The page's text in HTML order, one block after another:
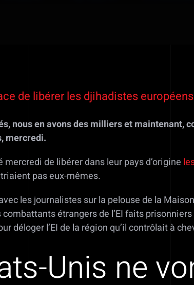
de libérer les djihadistes
nous en avons des milliers et maintenant,
mercredi.
mercredi de libérer dans leur pays d’origine
pas eux-mêmes.
les journalistes sur la pelouse de la
étrangers de l’EI faits
déloger l’EI de la région qu’il contrôlait à
Unis ne